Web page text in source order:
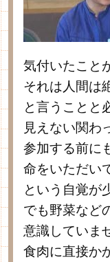
気付いたこと
それは人間は
と言うことと
見えない関わ
参加する前に
命をいただい
という自覚が
でも野菜など
意識していま
食肉に直接か